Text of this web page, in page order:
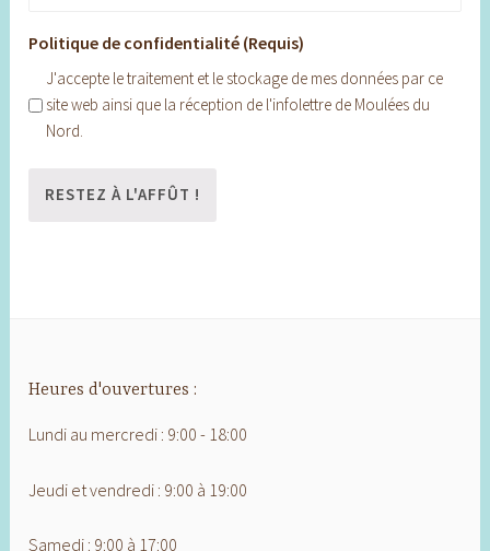
Politique de confidentialité (Requis)
J'accepte le traitement et le stockage de mes données par ce
site web ainsi que la réception de l'infolettre de Moulées du
Nord.
Heures d'ouvertures :
Lundi au mercredi : 9:00 - 18:00
Jeudi et vendredi : 9:00 à 19:00
Samedi : 9:00 à 17:00